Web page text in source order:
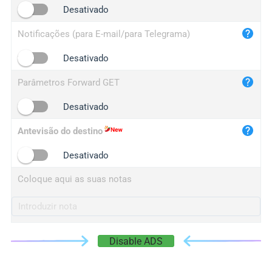
Desativado
Notificações (para E-mail/para Telegrama)
Desativado
Parâmetros Forward GET
Desativado
Antevisão do destino
Desativado
Coloque aqui as suas notas
Disable ADS